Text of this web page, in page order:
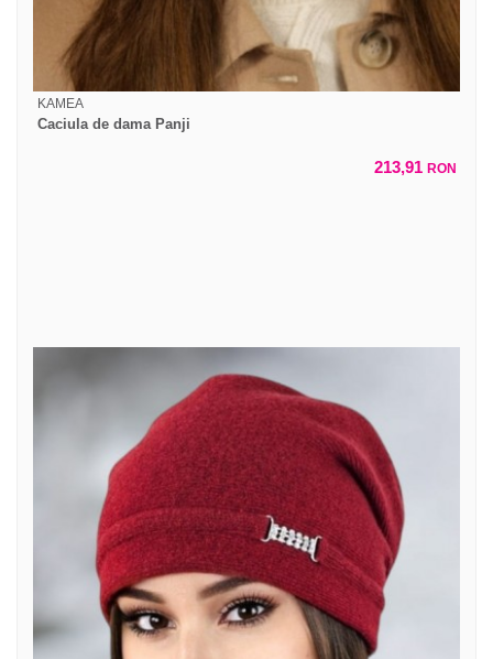
KAMEA
Caciula de dama Panji
213,91 RON